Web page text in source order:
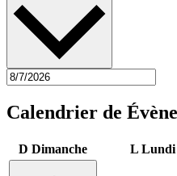
Calendrier de
D Dimanche L Lundi